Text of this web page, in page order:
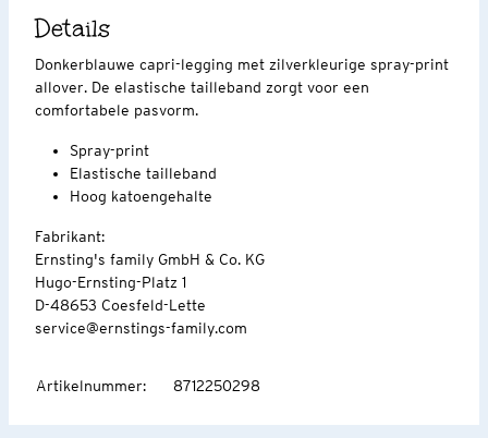
Details
Donkerblauwe capri-legging met zilverkleurige spray-print
allover. De elastische tailleband zorgt voor een
comfortabele pasvorm.
Spray-print
Elastische tailleband
Hoog katoengehalte
Fabrikant:
Ernsting's family GmbH & Co. KG
Hugo-Ernsting-Platz 1
D-48653 Coesfeld-Lette
service@ernstings-family.com
Artikelnummer: 8712250298